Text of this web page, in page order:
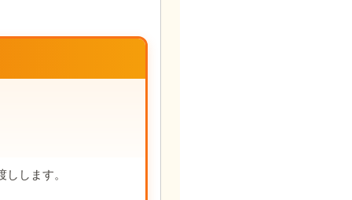
します。